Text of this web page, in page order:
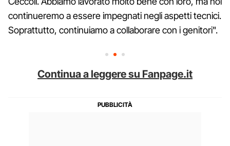
continueremo a essere impegnati negli aspetti tecnici.
Soprattutto, continuiamo a collaborare con i genitori".
Continua a leggere su Fanpage.it